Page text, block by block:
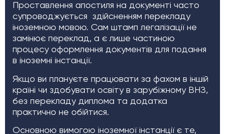
Проставлення апостиля на документі часто
супроводжується здійсненням перекладу
іноземною мовою. Сам штамп легалізації не
замінює переклад, а є лише частиною
процесу оформлення документів для подання
в іноземні інстанції.
Якщо ви плануєте працювати за фахом в іншій
країні чи здобувати освіту в зарубіжному ВНЗ,
без перекладу диплома та додатка
практично не обійтися.
Основною вимогою іноземної інстанції є те,